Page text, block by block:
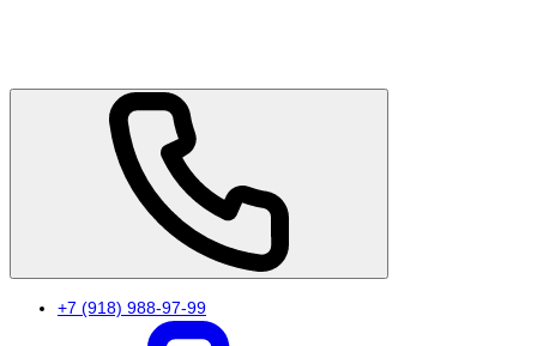
+7 (918) 988-97-99